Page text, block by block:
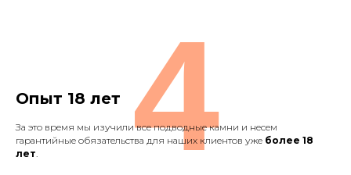
Опыт 18 лет
За это время мы изучили все подводные камни и несем
гарантийные обязательства для наших клиентов уже более 18
лет
4